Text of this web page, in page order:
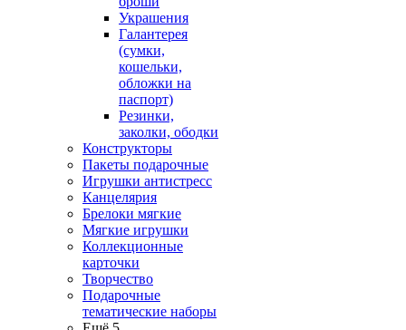
Украшения
Галантерея
(сумки,
кошельки,
обложки на
паспорт)
Резинки,
заколки, ободки
Конструкторы
Пакеты подарочные
Игрушки антистресс
Канцелярия
Брелоки мягкие
Мягкие игрушки
Коллекционные
карточки
Творчество
Подарочные
тематические наборы